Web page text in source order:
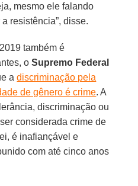
mesmo ele falando
resistência”, disse.
também é
oSupremo Federal
adiscriminação pela
de gênero é crime. A
discriminação ou
considerada crime de
é inafiançável e
com até cinco anos